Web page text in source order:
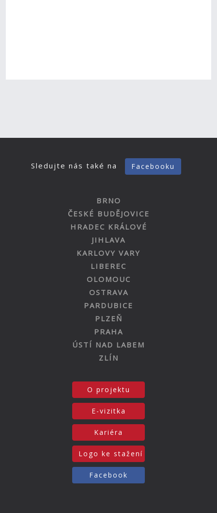
Sledujte nás také na Facebooku
BRNO
ČESKÉ BUDĚJOVICE
HRADEC KRÁLOVÉ
JIHLAVA
KARLOVY VARY
LIBEREC
OLOMOUC
OSTRAVA
PARDUBICE
PLZEŇ
PRAHA
ÚSTÍ NAD LABEM
ZLÍN
O projektu
E-vizitka
Kariéra
Logo ke stažení
Facebook